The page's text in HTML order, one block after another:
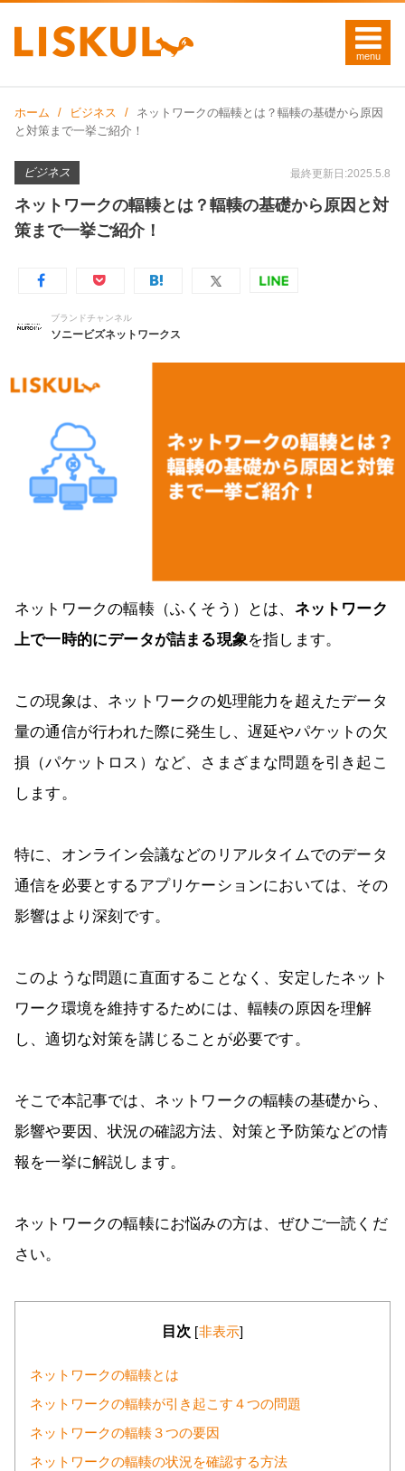
ホーム ビジネス
ネットワークの輻輳とは？輻輳の基礎から原因
と対策まで一挙ご紹介！
ビジネス 最終更新日:2025.5.8
ネットワークの輻輳とは？輻輳の基礎から原因と対
策まで一挙ご紹介！
ブランドチャンネル
ソニービズネットワークス
ネットワークの輻輳（ふくそう）とは、 ネットワーク
上で一時的にデータが詰まる現象を指します。
この現象は、ネットワークの処理能力を超えたデータ
量の通信が行われた際に発生し、遅延やパケットの欠
損（パケットロス）など、さまざまな問題を引き起こ
します。
特に、オンライン会議などのリアルタイムでのデータ
通信を必要とするアプリケーションにおいては、その
影響はより深刻です。
このような問題に直面することなく、安定したネット
ワーク環境を維持するためには、輻輳の原因を理解
し、適切な対策を講じることが必要です。
そこで本記事では、ネットワークの輻輳の基礎から、
影響や要因、状況の確認方法、対策と予防策などの情
報を一挙に解説します。
ネットワークの輻輳にお悩みの方は、ぜひご一読くだ
さい。
目次 [非表示]
ネットワークの輻輳とは
ネットワークの輻輳が引き起こす４つの問題
ネットワークの輻輳３つの要因
ネットワークの輻輳の状況を確認する方法